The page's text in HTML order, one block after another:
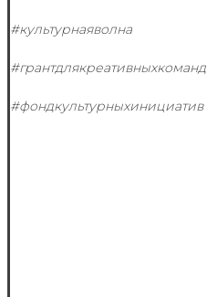
#культурнаяволна
#грантдлякреативныхкоманд
#фондкультурныхинициатив